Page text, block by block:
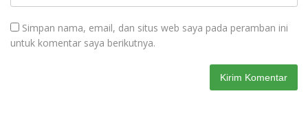
Simpan nama, email, dan situs web saya pada peramban ini
untuk komentar saya berikutnya.